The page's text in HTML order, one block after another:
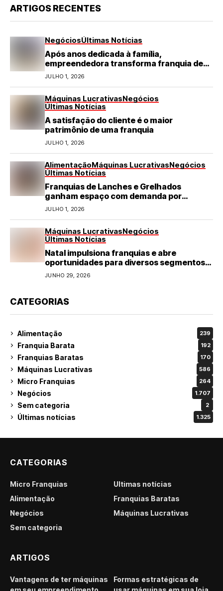
ARTIGOS RECENTES
NegóciosÚltimas Notícias
Após anos dedicada à família,
empreendedora transforma franquia de
turismo em negócio de destaque no RN
JULHO 1, 2026
Máquinas LucrativasNegócios
Últimas Notícias
A satisfação do cliente é o maior
patrimônio de uma franquia
JULHO 1, 2026
AlimentaçãoMáquinas LucrativasNegócios
Últimas Notícias
Franquias de Lanches e Grelhados
ganham espaço com demanda por
refeições rápidas e de qualidade
JULHO 1, 2026
Máquinas LucrativasNegócios
Últimas Notícias
Natal impulsiona franquias e abre
oportunidades para diversos segmentos
do varejo
JUNHO 29, 2026
CATEGORIAS
Alimentação 239
Franquia Barata 192
Franquias Baratas 170
Máquinas Lucrativas 586
Micro Franquias 264
Negócios 1.707
Sem categoria 2
Últimas notícias 1.325
CATEGORIAS
Micro Franquias
Últimas notícias
Alimentação
Franquias Baratas
Negócios
Máquinas Lucrativas
Sem categoria
ARTIGOS
Vantagens de ter máquinas
Formas estratégicas de